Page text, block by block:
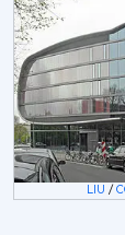
LIU /